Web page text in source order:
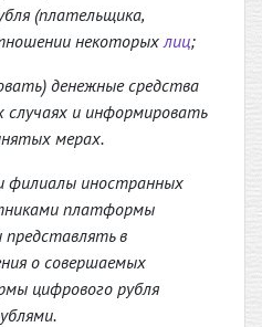
(плательщика,
некоторыхлиц;
денежные средства
случаях и информировать
мерах.
филиалы иностранных
платформы
представлять в
о совершаемых
цифрового рубля